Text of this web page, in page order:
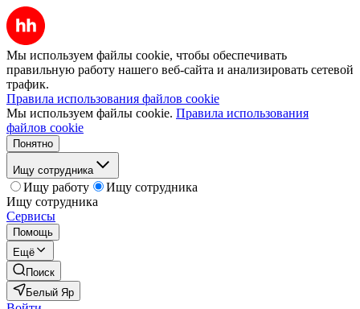
Мы используем файлы cookie, чтобы обеспечивать
правильную работу нашего веб-сайта и анализировать сетевой
трафик.
Правила использования файлов cookie
Мы используем файлы cookie. Правила использования
файлов cookie
Понятно
Ищу сотрудника
Ищу работу
Ищу сотрудника
Ищу сотрудника
Сервисы
Помощь
Ещё
Поиск
Белый Яр